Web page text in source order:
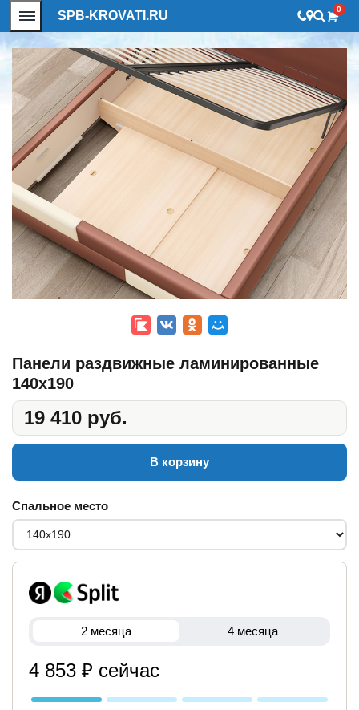
SPB-KROVATI.RU 0
Панели раздвижные ламинированные
140x190
19 410 руб.
В корзину
Спальное место
2 месяца 4 месяца
4 853 ₽ сейчас